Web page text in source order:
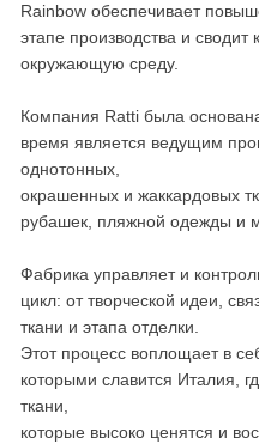
Rainbow обеспечивает
этапе производства и
окружающую среду.
Компания Ratti была
время является ведущим
однотонных,
окрашенных и жаккардовых
рубашек, пляжной одежды и
Фабрика управляет и
цикл: от творческой идеи,
ткани и этапа отделки.
Этот процесс воплощает в
которыми славится Италия,
ткани,
которые высоко ценятся и